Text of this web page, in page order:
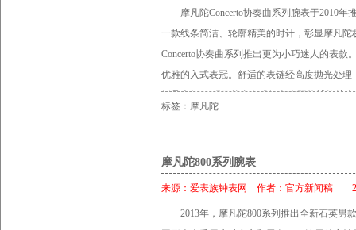
款0606180 女款0606088 摩凡陀瑞红系列情
表，不再是同款造型纯粹尺寸上的改变，而
式表链、高抛光的按钮式折叠表扣，现代感
子指针；精致的红色刻字独特醒目；独创的
面蓝宝石水晶表镜，6时位的日期显示窗口清
经典精纯不锈钢舌扣。 表链： 运动型哑光/
按钮式折叠表扣。 规格： 男款（42毫米）
代外观和触感的精纯不锈钢表壳彰显出前卫的
款腕表，超凡脱俗：超薄、舒适的表壳和纤
代外观增添一抹温暖色调，直径达30毫米的
太阳纹表盘有深蓝色和黑色可供选择。银色
镜，6时位的日期显示窗口清晰可见；而透过
致瑞士自动机芯，以及红色“M”字样的自动盘
念，简洁的圆形表壳缀以78颗闪耀美钻，黑
表链搭配蝴蝶式表扣，温柔婉约和简洁稳重
映衬，就如两个亲密无间的恋人，独特个性
度指示不同时区的时间。表盘配备银色镂空
置饰有摩凡陀标志性凹面太阳圆点。 全新
款式，外侧为同色缝线，内侧为红色缝线，
表链款式，哑光/抛光处理的链节交替分布，
Calendomatic 世界时腕表设计别具特色，防
志性凹面太阳圆点，银色镂空皇太子时针/分
色刻字。 表壳： 抛光精纯不锈钢表壳；防刮
摩凡陀Concerto协奏曲系列腕表于2010
一款线条简洁、轮廓精美的时计，彰显摩凡
Concerto协奏曲系列推出更为小巧迷人的表款
优雅的入式表冠。舒适的表链经高度抛光处
折叠表扣。 醒目的金色或银色太阳纹博物馆
水深度达30米。 机芯： 精密瑞士石英机芯。
钢；嵌入式表冠，防刮伤蓝宝石水晶玻璃表
标签：摩凡陀
摩凡陀800系列腕表
来源： 爱表族钟表网 作者： 官方新闻稿
2013年，摩凡陀800系列推出全新石英男